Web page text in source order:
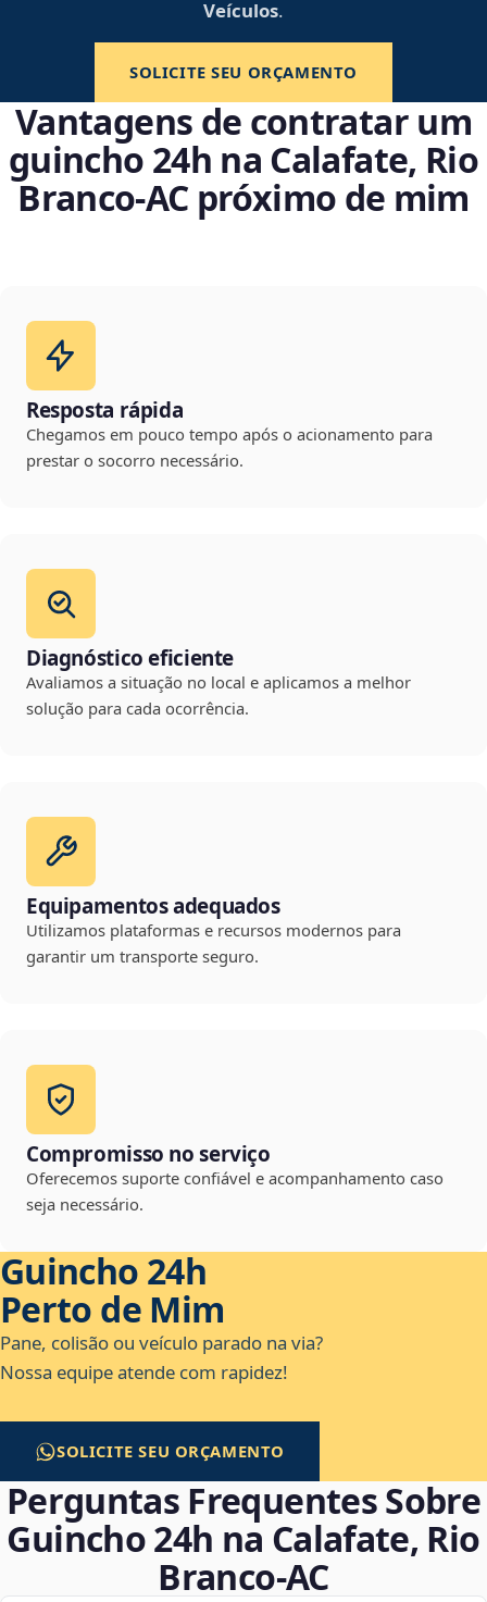
Veículos.
SOLICITE SEU ORÇAMENTO
Vantagens de contratar um
guincho 24h na Calafate, Rio
Branco‑AC próximo de mim
Resposta rápida
Chegamos em pouco tempo após o acionamento para
prestar o socorro necessário.
Diagnóstico eficiente
Avaliamos a situação no local e aplicamos a melhor
solução para cada ocorrência.
Equipamentos adequados
Utilizamos plataformas e recursos modernos para
garantir um transporte seguro.
Compromisso no serviço
Oferecemos suporte confiável e acompanhamento caso
seja necessário.
Guincho 24h
Perto de Mim
Pane, colisão ou veículo parado na via?
Nossa equipe atende com rapidez!
SOLICITE SEU ORÇAMENTO
Perguntas Frequentes Sobre
Guincho 24h na Calafate, Rio
Branco‑AC